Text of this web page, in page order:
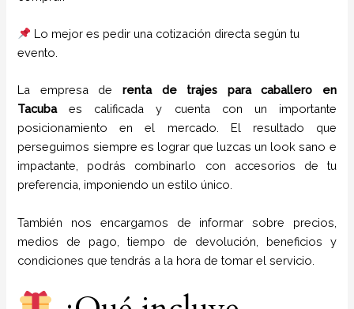
Lo mejor es pedir una cotización directa según tu
evento.
La empresa de renta de trajes para caballero
en
Tacuba
es calificada y cuenta con un importante
posicionamiento en el mercado. El resultado que
perseguimos siempre es lograr que luzcas un look sano e
impactante, podrás combinarlo con accesorios de tu
preferencia, imponiendo un estilo único.
También nos encargamos de informar sobre precios,
medios de pago, tiempo de devolución, beneficios y
condiciones que tendrás a la hora de tomar el servicio.